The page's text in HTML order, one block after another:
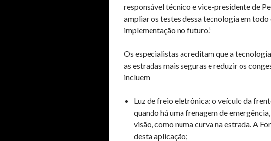
responsável técnico e vice-presidente de
ampliar os testes dessa tecnologia em
implementação no futuro.”
Os especialistas acreditam que a
as estradas mais seguras e reduzir os
incluem:
Luz de freio eletrônica: o veículo da
quando há uma frenagem de
visão, como numa curva na estrada. A
desta aplicação;